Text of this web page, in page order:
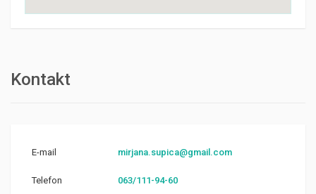
Kontakt
E-mail mirjana.supica@gmail.com
Telefon 063/111-94-60